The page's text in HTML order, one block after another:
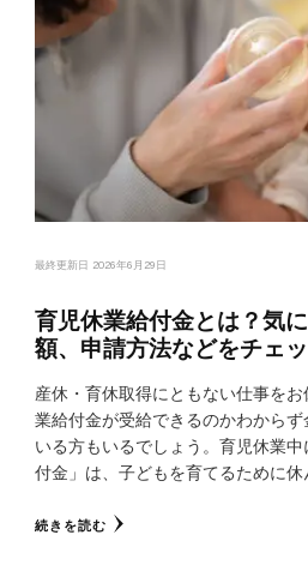
最終更新日 2026年6月29日
育児休業給付金とは？気
額、申請方法などをチェ
産休・育休取得にともない仕事を
業給付金が受給できるのかわから
いる方もいるでしょう。育児休業
付金」は、子どもを育てるために
続きを読む